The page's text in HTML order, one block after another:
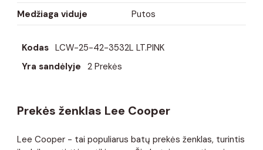
Medžiaga viduje
Putos
Kodas LCW-25-42-3532L LT.PINK
Yra sandėlyje 2 Prekės
Prekės ženklas Lee Cooper
Lee Cooper - tai populiarus batų prekės ženklas, turintis